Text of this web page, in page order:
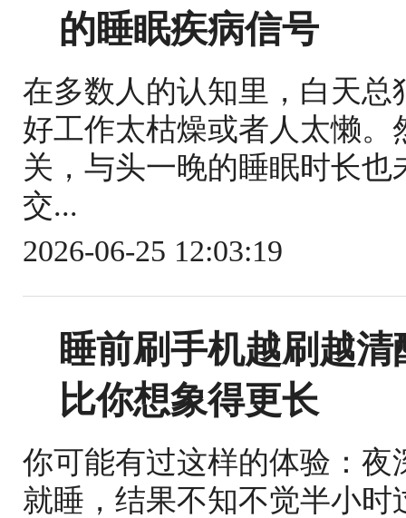
的睡眠疾病信号
在多数人的认知里，白天
好工作太枯燥或者人太懒
关，与头一晚的睡眠时长
交...
2026-06-25 12:03:19
睡前刷手机越刷越
比你想象得更长
你可能有过这样的体验：
就睡，结果不知不觉半小